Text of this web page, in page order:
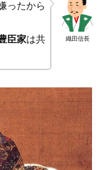
織田信長
ったから
臣家は共